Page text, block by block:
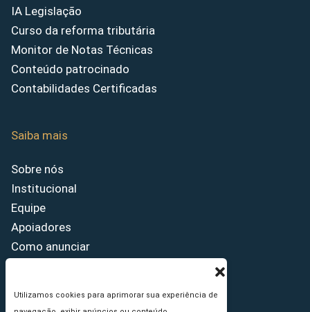
Utilizamos cookies para aprimorar sua experiência de
IA Legislação
Curso da reforma tributária
Monitor de Notas Técnicas
Conteúdo patrocinado
Contabilidades Certificadas
Saiba mais
Sobre nós
Institucional
Equipe
Apoiadores
Como anunciar